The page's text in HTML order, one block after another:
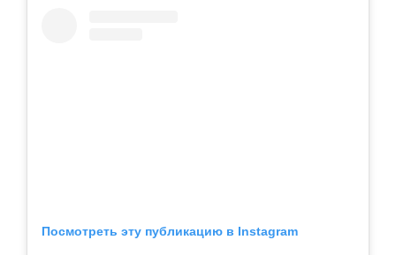
Посмотреть эту публикацию в Instagram